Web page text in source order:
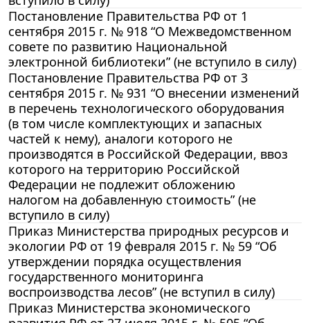
Постановление Правительства РФ от 1
сентября 2015 г. № 918 “О Межведомственном
совете по развитию Национальной
электронной библиотеки” (не вступило в силу)
Постановление Правительства РФ от 3
сентября 2015 г. № 931 “О внесении изменений
в перечень технологического оборудования
(в том числе комплектующих и запасных
частей к нему), аналоги которого не
производятся в Российской Федерации, ввоз
которого на территорию Российской
Федерации не подлежит обложению
налогом на добавленную стоимость” (не
вступило в силу)
Приказ Министерства природных ресурсов и
экологии РФ от 19 февраля 2015 г. № 59 “Об
утверждении порядка осуществления
государственного мониторинга
воспроизводства лесов” (не вступил в силу)
Приказ Министерства экономического